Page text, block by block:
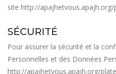
site http://
SÉCURITÉ
Pour assurer la sécurité et la
Personnelles et des Données
http://apajhetvous.apajh.org/